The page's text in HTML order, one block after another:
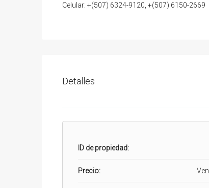
Celular: +(507) 6324-9120, +(507) 6150-2669
Detalles
ID de propiedad:
Precio: